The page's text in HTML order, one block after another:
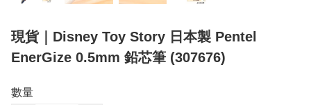
現貨｜Disney Toy Story 日本製 Pentel
EnerGize 0.5mm 鉛芯筆 (307676)
數量